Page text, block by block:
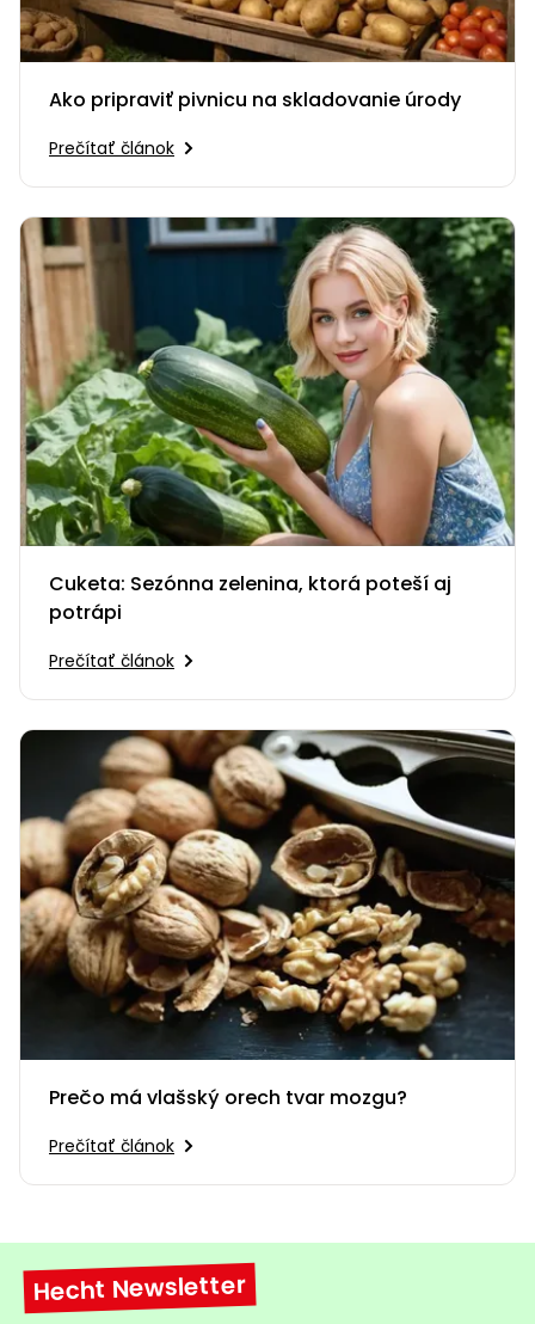
Ako pripraviť pivnicu na skladovanie úrody
Prečítať článok
Cuketa: Sezónna zelenina, ktorá poteší aj
potrápi
Prečítať článok
Prečo má vlašský orech tvar mozgu?
Prečítať článok
Hecht Newsletter